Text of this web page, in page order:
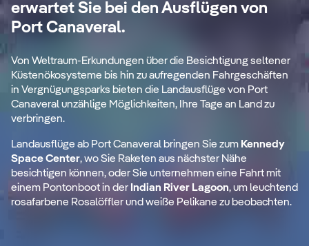
erwartet Sie bei den Ausflügen von
Port Canaveral.
Von Weltraum-Erkundungen über die Besichtigung seltener
Küstenökosysteme bis hin zu aufregenden Fahrgeschäften
in Vergnügungsparks bieten die Landausflüge von Port
Canaveral unzählige Möglichkeiten, Ihre Tage an Land zu
verbringen.
Landausflüge ab Port Canaveral bringen Sie zum Kennedy
Space Center, wo Sie Raketen aus nächster Nähe
besichtigen können, oder Sie unternehmen eine Fahrt mit
einem Pontonboot in der Indian River Lagoon, um leuchtend
rosafarbene Rosalöffler und weiße Pelikane zu beobachten.
Besuchen Sie mit
dem Boot ein